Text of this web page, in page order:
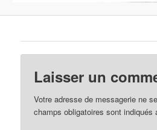
Laisser un
Votre adresse de messagerie ne
champs obligatoires sont